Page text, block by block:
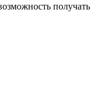
получать